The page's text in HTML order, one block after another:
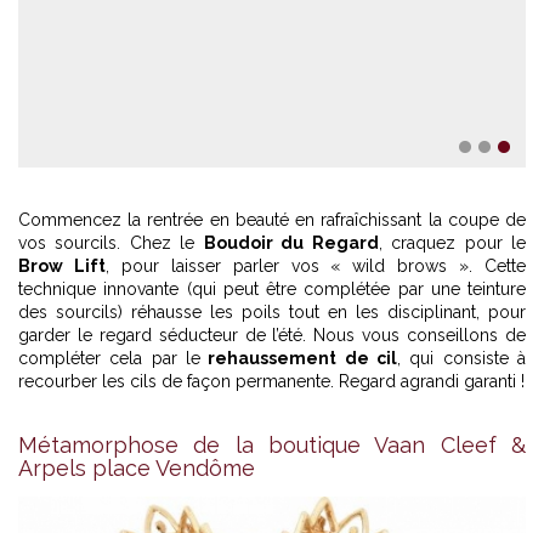
Commencez la rentrée en beauté en rafraîchissant la coupe de
vos sourcils. Chez le
Boudoir du Regard
, craquez pour le
Brow Lift, pour laisser parler vos « wild brows ». Cette
technique innovante (qui peut être complétée par une teinture
des sourcils) réhausse les poils tout en les disciplinant, pour
garder le regard séducteur de l’été. Nous vous conseillons de
compléter cela par le rehaussement de cil , qui consiste à
recourber les cils de façon permanente. Regard agrandi garanti !
Métamorphose de la boutique Vaan Cleef &
Arpels place Vendôme